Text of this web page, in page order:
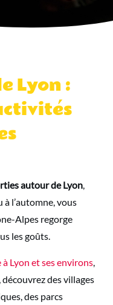
Lyon :
autour de Lyon,
l’automne, vous
Alpes regorge
les goûts.
Lyon et ses environs,
des villages
des parcs